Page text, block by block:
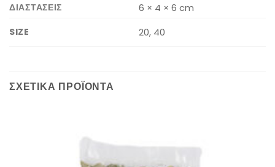
ΔΙΑΣΤΆΣΕΙΣ
6 × 4 × 6 cm
SIZE
20, 40
ΣΧΕΤΙΚΆ ΠΡΟΪΌΝΤΑ